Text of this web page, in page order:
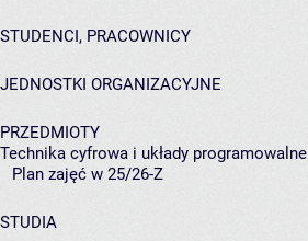
STUDENCI, PRACOWNICY
JEDNOSTKI ORGANIZACYJNE
PRZEDMIOTY
Technika cyfrowa i układy programowalne
Plan zajęć w 25/26-Z
STUDIA